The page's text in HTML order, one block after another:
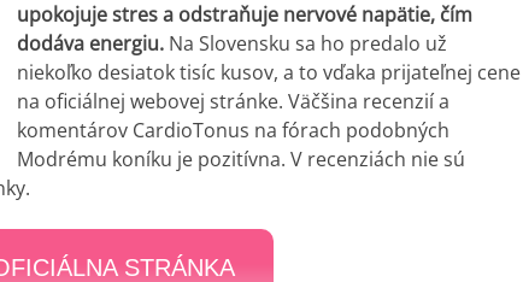
upokojuje stres a odstraňuje nervové napätie, čím
dodáva energiu. Na Slovensku sa ho predalo už
niekoľko desiatok tisíc kusov, a to vďaka prijateľnej cene
na oficiálnej webovej stránke. Väčšina recenzií a
komentárov CardioTonus na fórach podobných
Modrému koníku je pozitívna. V recenziách nie sú
STRÁNKA